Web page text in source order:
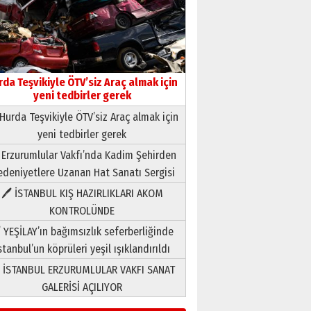
Teşvikiyle ÖTV’siz Araç almak için
yeni tedbirler gerek
Teşvikiyle ÖTV’siz Araç almak için
yeni tedbirler gerek
Vakfı’nda Kadim Şehirden
Uzanan Hat Sanatı Sergisi
🖊 İSTANBUL KIŞ HAZIRLIKLARI AKOM
KONTROLÜNDE
bağımsızlık seferberliğinde
köprüleri yeşil ışıklandırıldı
ERZURUMLULAR VAKFI SANAT
GALERİSİ AÇILIYOR
03 Ağustos 2026 Pazartesi
Yıldırım Gündoğdu
HAVVA’NIN ÜÇ KIZI
09 Temmuz 2026 Perşembe
Yusuf POLAT
Şampiyonluk Sebahattin
Şirin’e yazar
11 Mayıs 2026 Pazartesi
Neşat YALÇIN
Paranın Aile Kültüründeki Yeri
03 Ağustos 2026 Pazartesi
Yıldırım Gündoğdu
HAVVA’NIN ÜÇ KIZI
09 Temmuz 2026 Perşembe